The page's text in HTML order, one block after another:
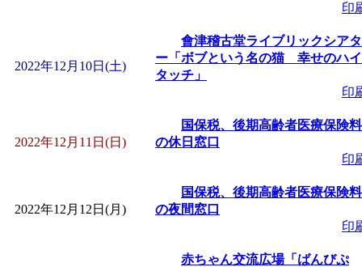
ットせよ！」 受付期
「皆鶴姫のこびる塾
」 受付期間：～
「子育て交流広場「
間：2026/08/10～2026/
赤ちゃん交流広場
印
2022年12月10日(土)
會津稽古堂ライブリックシアタ
ー「ボブという名の猫 幸せのハイ
タッチ」
印
2022年12月11日(日)
国保税、後期高齢者医療保険料
の休日窓口
印
2022年12月12日(月)
国保税、後期高齢者医療保険料
の夜間窓口
印
赤ちゃん交流広場「ばんびぷ